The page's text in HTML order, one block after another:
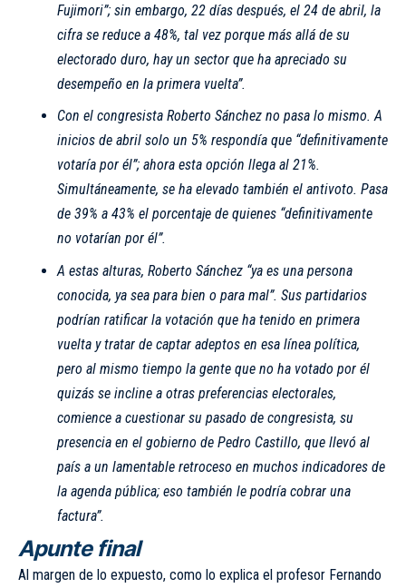
Fujimori”; sin embargo, 22 días después, el 24 de abril, la
cifra se reduce a 48%, tal vez porque más allá de su
electorado duro, hay un sector que ha apreciado su
desempeño en la primera vuelta”.
Con el congresista Roberto Sánchez no pasa lo mismo. A
inicios de abril solo un 5% respondía que “definitivamente
votaría por él”; ahora esta opción llega al 21%.
Simultáneamente, se ha elevado también el antivoto. Pasa
de 39% a 43% el porcentaje de quienes “definitivamente
no votarían por él”.
A estas alturas, Roberto Sánchez “ya es una persona
conocida, ya sea para bien o para mal”. Sus partidarios
podrían ratificar la votación que ha tenido en primera
vuelta y tratar de captar adeptos en esa línea política,
pero al mismo tiempo la gente que no ha votado por él
quizás se incline a otras preferencias electorales,
comience a cuestionar su pasado de congresista, su
presencia en el gobierno de Pedro Castillo, que llevó al
país a un lamentable retroceso en muchos indicadores de
la agenda pública; eso también le podría cobrar una
factura”.
Apunte final
Al margen de lo expuesto, como lo explica el profesor Fernando